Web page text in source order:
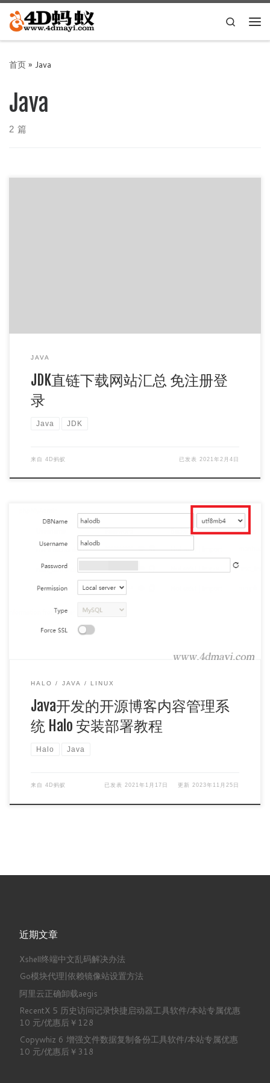
Skip to content
Search
首页» Java
Java
2 篇
JAVA
JDK直链下载网站汇总 免注册登
录
Java JDK
来自 4D蚂蚁 已发表 2021年2月4日
环境要求 512 MB 及以上内存 Mysql 5.7 及以上版本 jdk 1.8
（jdk 1.8的安装方法参考这篇文章：使用s […]
HALO JAVA LINUX
Java开发的开源博客内容管理系
统 Halo 安装部署教程
Halo Java
来自 4D蚂蚁 已发表2021年1月17日 更新2023年11月25日
近期文章
Xshell终端中文乱码解决办法
Go模块代理|依赖镜像站设置方法
阿里云正确卸载aegis
RecentX 5 历史访问记录快捷启动器工具软件/本站专属优惠
10 元/优惠后￥128
Copywhiz 6 增强文件数据复制备份工具软件/本站专属优惠
10 元/优惠后￥318